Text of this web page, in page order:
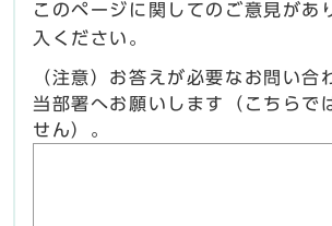
このページに関してのご意見があ
入ください。
（注意）お答えが必要なお問い合
当部署へお願いします（こちらで
せん）。